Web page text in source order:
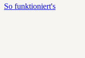
So funktioniert's